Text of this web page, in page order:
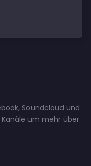
Soundcloud und
um mehr über